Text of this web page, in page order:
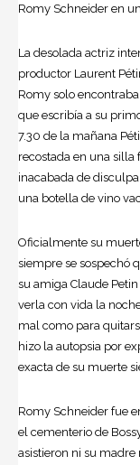
Romy Schneider en
La desolada actriz
productor Laurent
Romy solo
que escribía a su
7.30 de la mañana
recostada en una silla
inacabada de
una botella de vino
Oficialmente su
siempre se sospechó
su amiga Claude
verla con vida la
mal como para
hizo la autopsia por
exacta de su muerte
Romy Schneider fue
el cementerio de
asistieron ni su madre